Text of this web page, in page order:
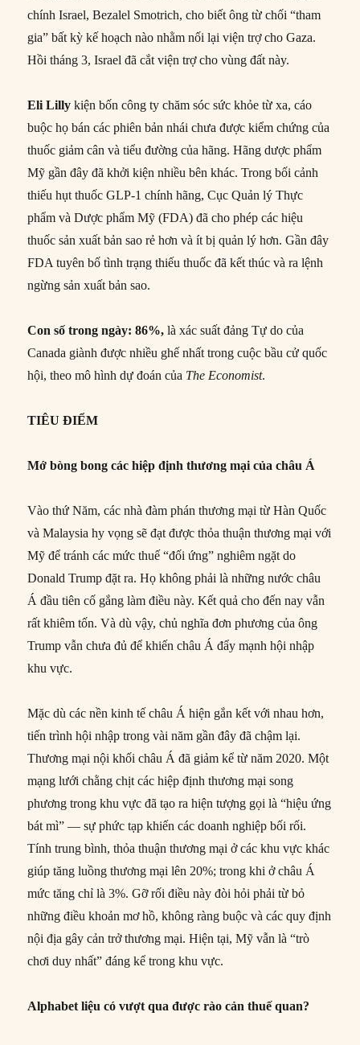
chính Israel, Bezalel Smotrich, cho biết ông từ chối “tham
gia” bất kỳ kế hoạch nào nhằm nối lại viện trợ cho Gaza.
Hồi tháng 3, Israel đã cắt viện trợ cho vùng đất này.
Eli Lilly kiện bốn công ty chăm sóc sức khỏe từ xa, cáo
buộc họ bán các phiên bản nhái chưa được kiểm chứng của
thuốc giảm cân và tiểu đường của hãng. Hãng dược phẩm
Mỹ gần đây đã khởi kiện nhiều bên khác. Trong bối cảnh
thiếu hụt thuốc GLP-1 chính hãng, Cục Quản lý Thực
phẩm và Dược phẩm Mỹ (FDA) đã cho phép các hiệu
thuốc sản xuất bản sao rẻ hơn và ít bị quản lý hơn. Gần đây
FDA tuyên bố tình trạng thiếu thuốc đã kết thúc và ra lệnh
ngừng sản xuất bản sao.
Con số trong ngày:86%,là xác suất đảng Tự do của
Canada giành được nhiều ghế nhất trong cuộc bầu cử quốc
hội, theo mô hình dự đoán của The Economist.
TIÊU ĐIỂM
Mớ bòng bong các hiệp định thương mại của châu Á
Vào thứ Năm, các nhà đàm phán thương mại từ Hàn Quốc
và Malaysia hy vọng sẽ đạt được thỏa thuận thương mại với
Mỹ để tránh các mức thuế “đối ứng” nghiêm ngặt do
Donald Trump đặt ra. Họ không phải là những nước châu
Á đầu tiên cố gắng làm điều này. Kết quả cho đến nay vẫn
rất khiêm tốn. Và dù vậy, chủ nghĩa đơn phương của ông
Trump vẫn chưa đủ để khiến châu Á đẩy mạnh hội nhập
khu vực.
Mặc dù các nền kinh tế châu Á hiện gắn kết với nhau hơn,
tiến trình hội nhập trong vài năm gần đây đã chậm lại.
Thương mại nội khối châu Á đã giảm kể từ năm 2020. Một
mạng lưới chằng chịt các hiệp định thương mại song
phương trong khu vực đã tạo ra hiện tượng gọi là “hiệu ứng
bát mì” — sự phức tạp khiến các doanh nghiệp bối rối.
Tính trung bình, thỏa thuận thương mại ở các khu vực khác
giúp tăng luồng thương mại lên 20%; trong khi ở châu Á
mức tăng chỉ là 3%. Gỡ rối điều này đòi hỏi phải từ bỏ
những điều khoản mơ hồ, không ràng buộc và các quy định
nội địa gây cản trở thương mại. Hiện tại, Mỹ vẫn là “trò
chơi duy nhất” đáng kể trong khu vực.
Alphabet liệu có vượt qua được rào cản thuế quan?